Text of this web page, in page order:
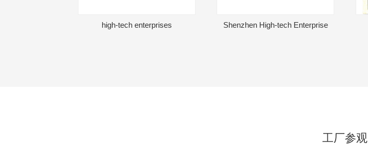
high-tech enterprises Shenzhen High-tech Enterprise
工厂参观